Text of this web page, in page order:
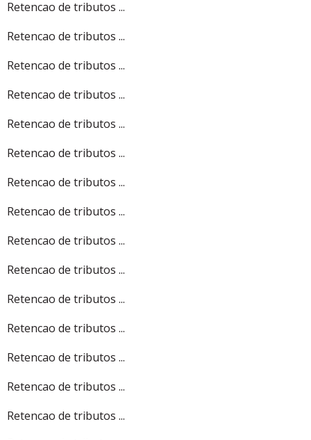
Retencao de tributos ...
Retencao de tributos ...
Retencao de tributos ...
Retencao de tributos ...
Retencao de tributos ...
Retencao de tributos ...
Retencao de tributos ...
Retencao de tributos ...
Retencao de tributos ...
Retencao de tributos ...
Retencao de tributos ...
Retencao de tributos ...
Retencao de tributos ...
Retencao de tributos ...
Retencao de tributos ...